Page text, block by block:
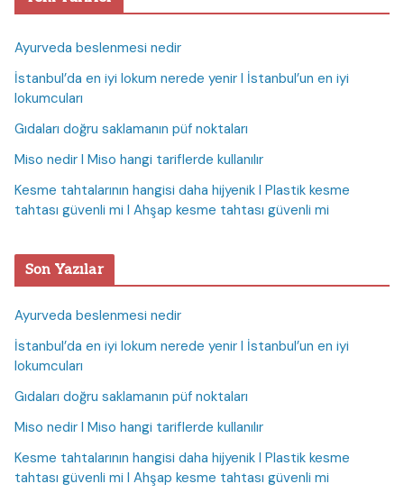
Ayurveda beslenmesi nedir
İstanbul’da en iyi lokum nerede yenir I İstanbul’un en iyi
lokumcuları
Gıdaları doğru saklamanın püf noktaları
Miso nedir I Miso hangi tariflerde kullanılır
Kesme tahtalarının hangisi daha hijyenik I Plastik kesme
tahtası güvenli mi I Ahşap kesme tahtası güvenli mi
Son Yazılar
Ayurveda beslenmesi nedir
İstanbul’da en iyi lokum nerede yenir I İstanbul’un en iyi
lokumcuları
Gıdaları doğru saklamanın püf noktaları
Miso nedir I Miso hangi tariflerde kullanılır
Kesme tahtalarının hangisi daha hijyenik I Plastik kesme
tahtası güvenli mi I Ahşap kesme tahtası güvenli mi